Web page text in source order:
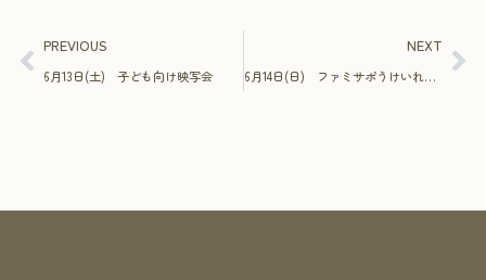
PREVIOUS
6月13日(土) 子ども向け映写会
NEXT
6月14日(日) ファミサポうけいれ会員養成研修